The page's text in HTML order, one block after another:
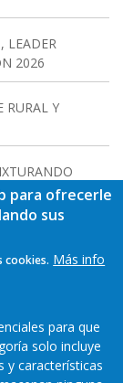
LEADER
2026
RURAL Y
para ofrecerle
sus
cookies. Más info
para que
solo incluye
y características